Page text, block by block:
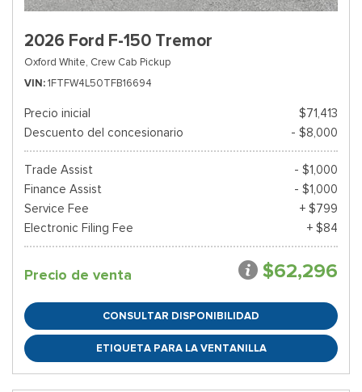
2026 Ford F-150 Tremor
Oxford White, Crew Cab Pickup
VIN 1FTFW4L50TFB16694
Precio inicial
$71,413
Descuento del concesionario
- $8,000
Trade Assist
- $1,000
Finance Assist
- $1,000
Service Fee
+ $799
Electronic Filing Fee
+ $84
Precio de venta $62,296
CONSULTAR DISPONIBILIDAD
ETIQUETA PARA LA VENTANILLA